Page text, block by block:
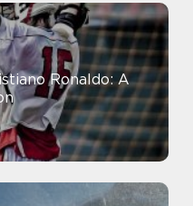
Ronaldo: A